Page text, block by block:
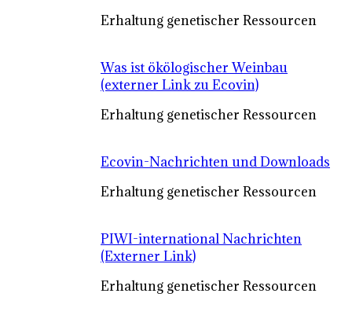
Erhaltung genetischer Ressourcen
Was ist ökölogischer Weinbau
(externer Link zu Ecovin)
Erhaltung genetischer Ressourcen
Ecovin-Nachrichten und Downloads
Erhaltung genetischer Ressourcen
PIWI-international Nachrichten
(Externer Link)
Erhaltung genetischer Ressourcen